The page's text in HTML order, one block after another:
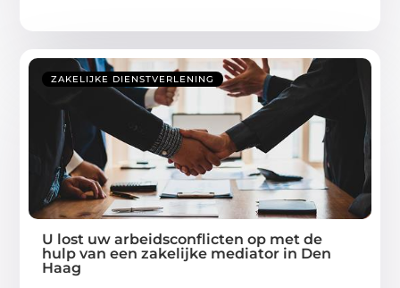
ZAKELIJKE DIENSTVERLENING
U lost uw arbeidsconflicten op met de
hulp van een zakelijke mediator in Den
Haag